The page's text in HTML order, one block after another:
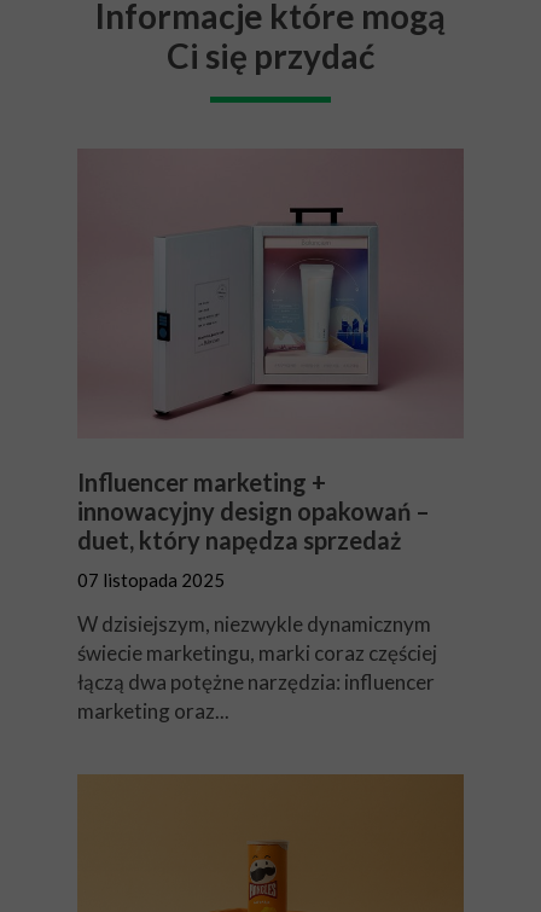
Influencer marketing +
innowacyjny design opakowań –
duet, który napędza sprzedaż
07 listopada 2025
W dzisiejszym, niezwykle dynamicznym
świecie marketingu, marki coraz częściej
łączą dwa potężne narzędzia: influencer
marketing oraz...
Informacje które mogą
Ci się przydać